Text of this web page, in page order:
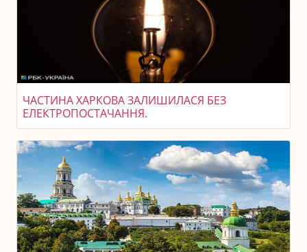
ЧАСТИНА ХАРКОВА ЗАЛИШИЛАСЯ БЕЗ
ЕЛЕКТРОПОСТАЧАННЯ.